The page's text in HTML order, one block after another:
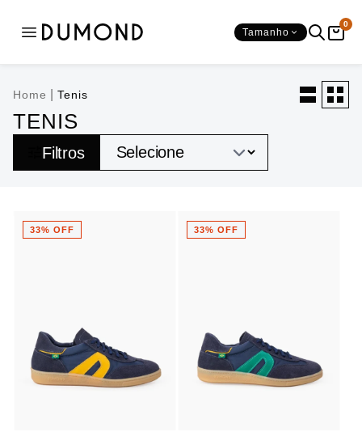
Tamanho
0
SAPATOS
CATEGORIAS
SALTOS
BOLSAS
SHAPE
Mochilas
Home Tenis
TENIS
Filtros
33% OFF 33% OFF